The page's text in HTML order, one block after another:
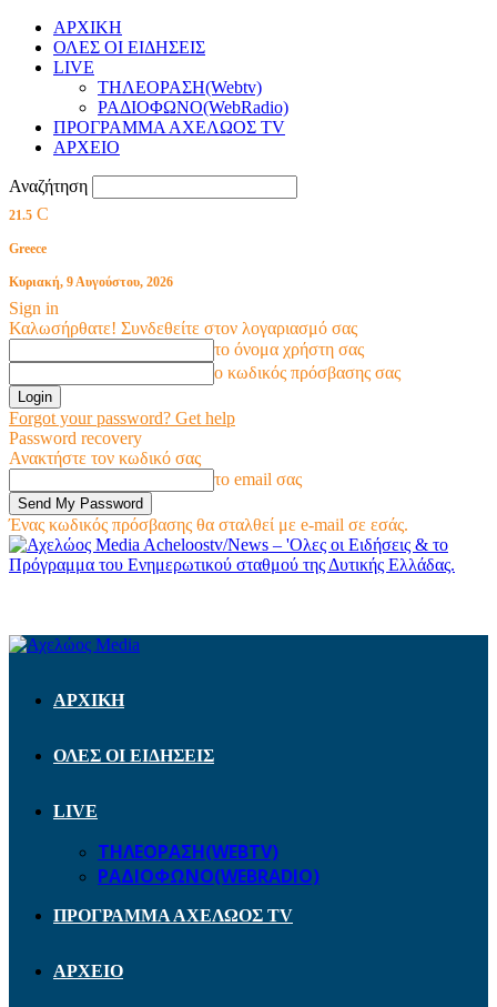
ΑΡΧΙΚΗ
ΟΛΕΣ ΟΙ ΕΙΔΗΣΕΙΣ
LIVE
ΤΗΛΕΟΡΑΣΗ(Webtv)
ΡΑΔΙΟΦΩΝΟ(WebRadio)
ΠΡΟΓΡΑΜΜΑ ΑΧΕΛΩΟΣ TV
ΑΡΧΕΙΟ
Αναζήτηση
21.5 C
Greece
Κυριακή, 9 Αυγούστου, 2026
Sign in
Καλωσήρθατε! Συνδεθείτε στον λογαριασμό σας
το όνομα χρήστη σας
ο κωδικός πρόσβασης σας
Forgot your password? Get help
Password recovery
Ανακτήστε τον κωδικό σας
το email σας
Ένας κωδικός πρόσβασης θα σταλθεί με e-mail σε εσάς.
Acheloostv/News – 'Ολες οι Ειδήσεις & το
Πρόγραμμα του Ενημερωτικού σταθμού της Δυτικής Ελλάδας.
ΑΡΧΙΚΗ
ΟΛΕΣ ΟΙ ΕΙΔΗΣΕΙΣ
LIVE
ΤΗΛΕΟΡΑΣΗ(WEBTV)
ΡΑΔΙΟΦΩΝΟ(WEBRADIO)
ΠΡΟΓΡΑΜΜΑ ΑΧΕΛΩΟΣ TV
ΑΡΧΕΙΟ